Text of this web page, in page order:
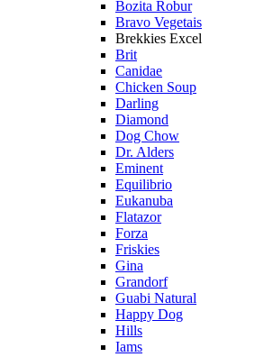
Bozita Robur
Bravo Vegetais
Brekkies Excel
Brit
Canidae
Chicken Soup
Darling
Diamond
Dog Chow
Dr. Alders
Eminent
Еquilibrio
Eukanuba
Flatazor
Forza
Friskies
Gina
Grandorf
Guabi Natural
Happy Dog
Hills
Iams